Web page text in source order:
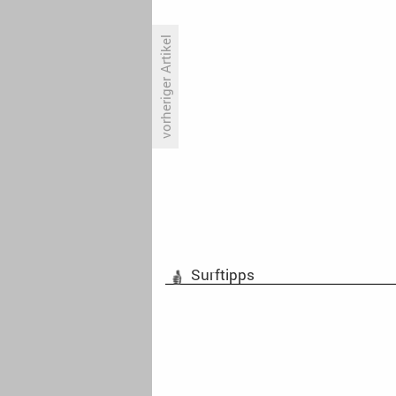
vorheriger Artikel
Surftipps